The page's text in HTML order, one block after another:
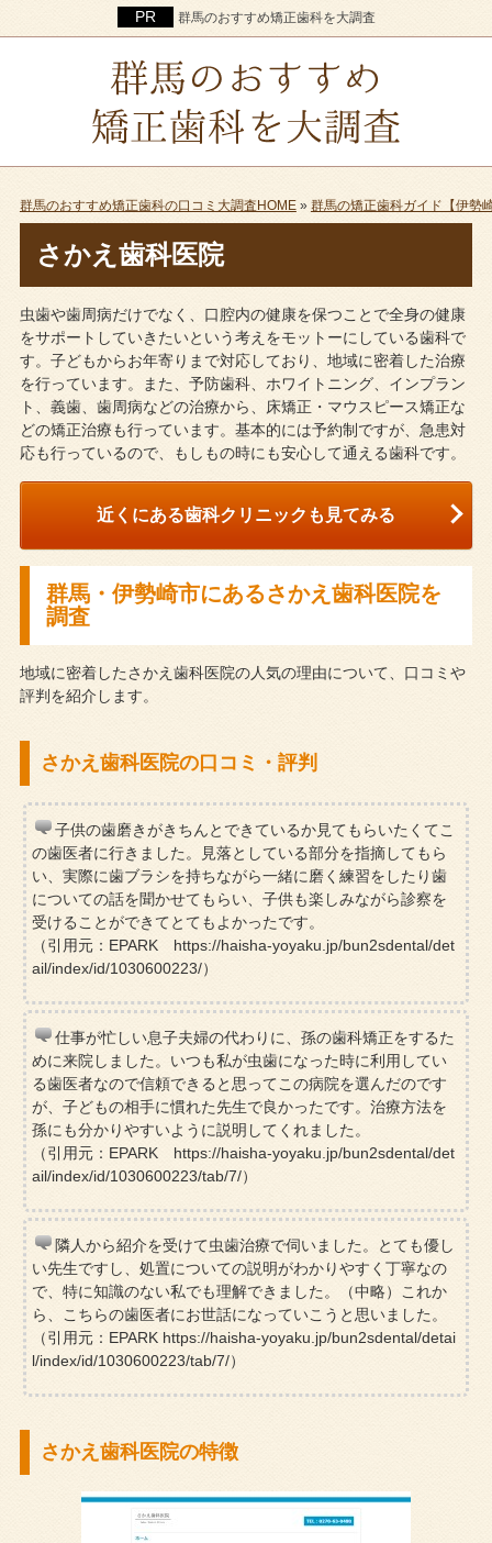
群馬のおすすめ矯正歯科を大調査
群馬のおすすめ矯正歯科の口コミ大調査HOME» 群馬の矯正歯科ガイド【伊勢
さかえ歯科医院
虫歯や歯周病だけでなく、口腔内の健康を保つことで全身の健康
をサポートしていきたいという考えをモットーにしている歯科で
す。子どもからお年寄りまで対応しており、地域に密着した治療
を行っています。また、予防歯科、ホワイトニング、インプラン
ト、義歯、歯周病などの治療から、床矯正・マウスピース矯正な
どの矯正治療も行っています。基本的には予約制ですが、急患対
応も行っているので、もしもの時にも安心して通える歯科です。
近くにある歯科クリニックも見てみる
群馬・伊勢崎市にあるさかえ歯科医院を
調査
地域に密着したさかえ歯科医院の人気の理由について、口コミや
評判を紹介します。
さかえ歯科医院の口コミ・評判
子供の歯磨きがきちんとできているか見てもらいたくてこ
の歯医者に行きました。見落としている部分を指摘してもら
い、実際に歯ブラシを持ちながら一緒に磨く練習をしたり歯
についての話を聞かせてもらい、子供も楽しみながら診察を
受けることができてとてもよかったです。
（引用元：EPARK https://haisha-yoyaku.jp/bun2sdental/det
ail/index/id/1030600223/）
仕事が忙しい息子夫婦の代わりに、孫の歯科矯正をするた
めに来院しました。いつも私が虫歯になった時に利用してい
る歯医者なので信頼できると思ってこの病院を選んだのです
が、子どもの相手に慣れた先生で良かったです。治療方法を
孫にも分かりやすいように説明してくれました。
（引用元：EPARK https://haisha-yoyaku.jp/bun2sdental/det
ail/index/id/1030600223/tab/7/）
隣人から紹介を受けて虫歯治療で伺いました。とても優し
い先生ですし、処置についての説明がわかりやすく丁寧なの
で、特に知識のない私でも理解できました。（中略）これか
ら、こちらの歯医者にお世話になっていこうと思いました。
（引用元：EPARK https://haisha-yoyaku.jp/bun2sdental/detai
l/index/id/1030600223/tab/7/）
さかえ歯科医院の特徴